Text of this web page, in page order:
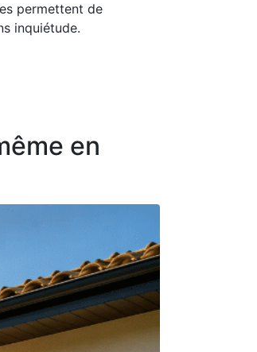
permettent de
inquiétude.
en